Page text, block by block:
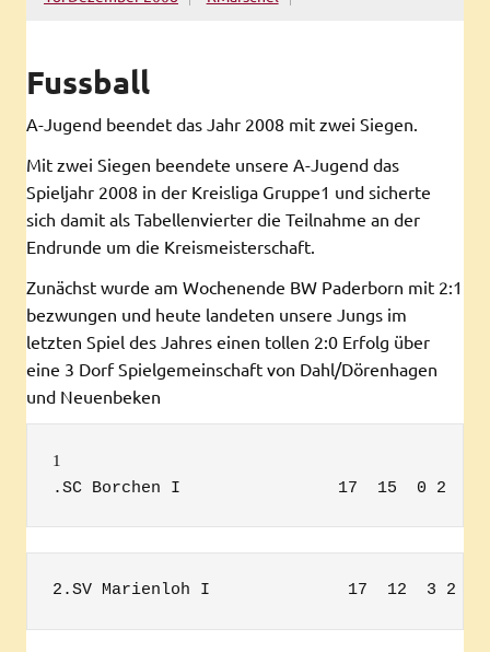
Fussball
A-Jugend beendet das Jahr 2008 mit zwei Siegen.
Mit zwei Siegen beendete unsere A-Jugend das
Spieljahr 2008 in der Kreisliga Gruppe1 und sicherte
sich damit als Tabellenvierter die Teilnahme an der
Endrunde um die Kreismeisterschaft.
Zunächst wurde am Wochenende BW Paderborn mit 2:1
bezwungen und heute landeten unsere Jungs im
letzten Spiel des Jahres einen tollen 2:0 Erfolg über
eine 3 Dorf Spielgemeinschaft von Dahl/Dörenhagen
und Neuenbeken
1
.SC Borchen I                17  15  0 2
2.SV Marienloh I              17  12  3 2